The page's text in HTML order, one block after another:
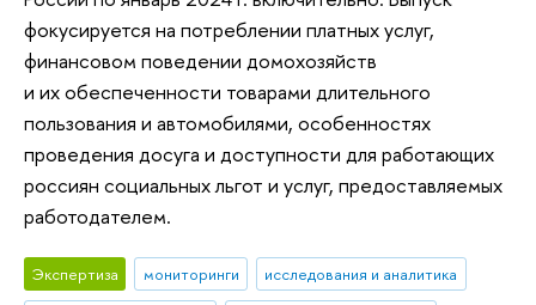
фокусируется на потреблении платных услуг,
финансовом поведении домохозяйств
и их обеспеченности товарами длительного
пользования и автомобилями, особенностях
проведения досуга и доступности для работающих
россиян социальных льгот и услуг, предоставляемых
работодателем.
Экспертиза мониторинги
исследования и аналитика